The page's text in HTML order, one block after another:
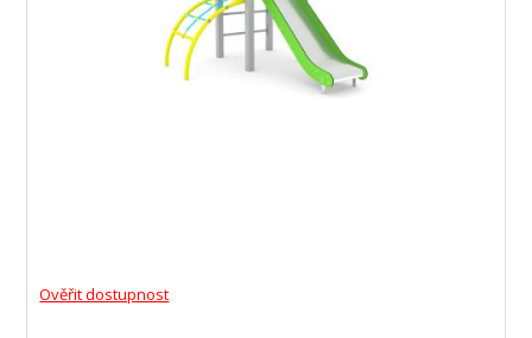
Ověřit dostupnost